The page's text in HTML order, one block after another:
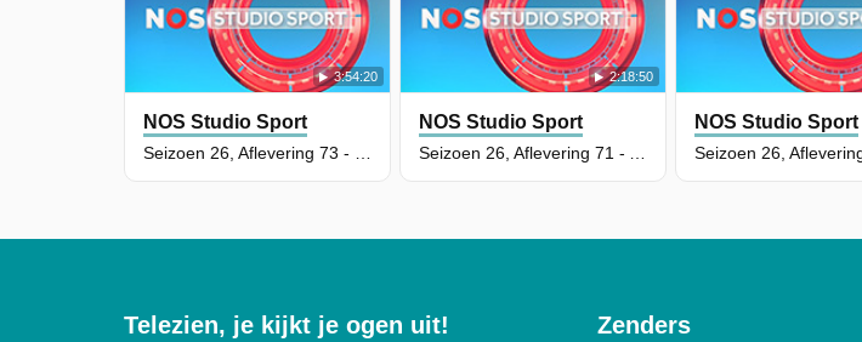
3:54:20
NOS Studio Sport
2:18:50
NOS Studio Sport NOS Studio Sport
Telezien, je kijkt je ogen uit! Zenders